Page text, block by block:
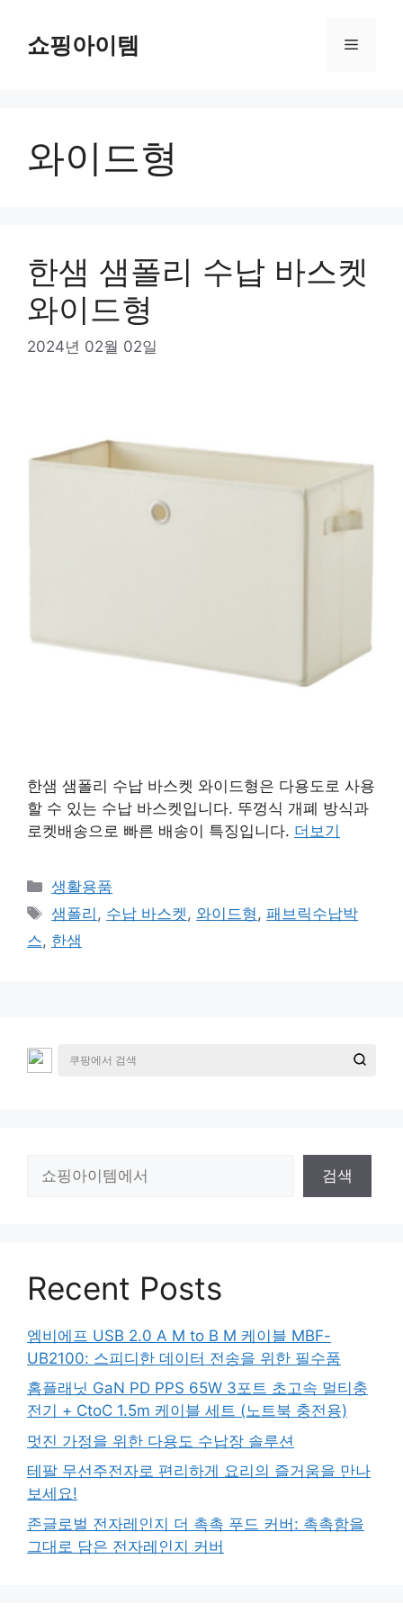
쇼핑아이템 메
와이드형
한샘 샘폴리 수납 바스켓
와이드형
2024년 02월 02일
한샘 샘폴리 수납 바스켓 와이드형은 다용도로 사용
할 수 있는 수납 바스켓입니다. 뚜껑식 개폐 방식과
로켓배송으로 빠른 배송이 특징입니다. 더보기
카
테
고
리
생활용품
태
그
샘폴리 , 수납 바스켓 , 와이드형 ,패브릭수납박
스, 한샘
검색
Recent Posts
엠비에프 USB 2.0 A M to B M 케이블 MBF-
UB2100: 스피디한 데이터 전송을 위한 필수품
홈플래닛 GaN PD PPS 65W 3포트 초고속 멀티충
전기 + CtoC 1.5m 케이블 세트 (노트북 충전용)
멋진 가정을 위한 다용도 수납장 솔루션
테팔 무선주전자로 편리하게 요리의 즐거움을 만나
보세요!
존글로벌 전자레인지 더 촉촉 푸드 커버: 촉촉함을
그대로 담은 전자레인지 커버